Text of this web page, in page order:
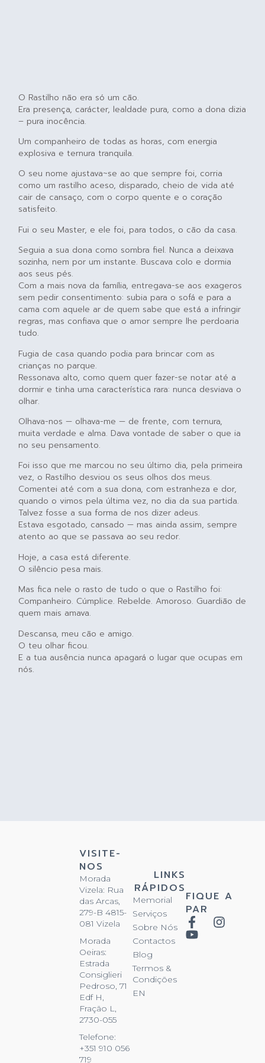
O Rastilho não era só um cão.
Era presença, carácter, lealdade pura, como a dona dizia
– pura inocência.
Um companheiro de todas as horas, com energia
explosiva e ternura tranquila.
O seu nome ajustava~se ao que sempre foi, corria
como um rastilho aceso, disparado, cheio de vida até
cair de cansaço, com o corpo quente e o coração
satisfeito.
Fui o seu Master, e ele foi, para todos, o cão da casa.
Seguia a sua dona como sombra fiel. Nunca a deixava
sozinha, nem por um instante. Buscava colo e dormia
aos seus pés.
Com a mais nova da família, entregava-se aos exageros
sem pedir consentimento: subia para o sofá e para a
cama com aquele ar de quem sabe que está a infringir
regras, mas confiava que o amor sempre lhe perdoaria
tudo.
Fugia de casa quando podia para brincar com as
crianças no parque.
Ressonava alto, como quem quer fazer-se notar até a
dormir e tinha uma característica rara: nunca desviava o
olhar.
Olhava-nos — olhava-me — de frente, com ternura,
muita verdade e alma. Dava vontade de saber o que ia
no seu pensamento.
Foi isso que me marcou no seu último dia, pela primeira
vez, o Rastilho desviou os seus olhos dos meus.
Comentei até com a sua dona, com estranheza e dor,
quando o vimos pela última vez, no dia da sua partida.
Talvez fosse a sua forma de nos dizer adeus.
Estava esgotado, cansado — mas ainda assim, sempre
atento ao que se passava ao seu redor.
Hoje, a casa está diferente.
O silêncio pesa mais.
Mas fica nele o rasto de tudo o que o Rastilho foi:
Companheiro. Cúmplice. Rebelde. Amoroso. Guardião de
quem mais amava.
Descansa, meu cão e amigo.
O teu olhar ficou.
E a tua ausência nunca apagará o lugar que ocupas em
nós.
VISITE-
NOS
Morada
Vizela: Rua
das Arcas,
279-B 4815-
081 Vizela
Morada
Oeiras:
Estrada
Consiglieri
Pedroso, 71
Edf H,
Fração L,
2730-055
Telefone:
+351 910 056
719
LINKS
RÁPIDOS
Memorial
Serviços
Sobre Nós
Contactos
Blog
Termos &
Condições
EN
FIQUE A
PAR